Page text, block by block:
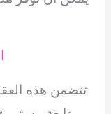
تتضمن هذه